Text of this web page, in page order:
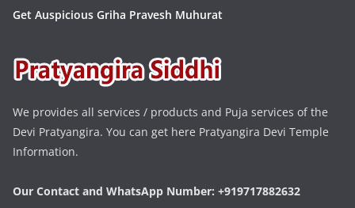
Get Auspicious Griha Pravesh Muhurat
We provides all services / products and Puja services of the
Devi Pratyangira. You can get here Pratyangira Devi Temple
Information.
Our Contact and WhatsApp Number: +919717882632